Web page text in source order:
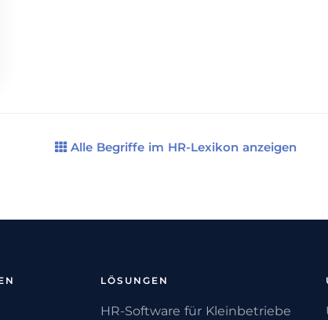
Alle Begriffe im HR-Lexikon anzeigen
LÖSUNGEN
HR-Software für Kleinbetriebe